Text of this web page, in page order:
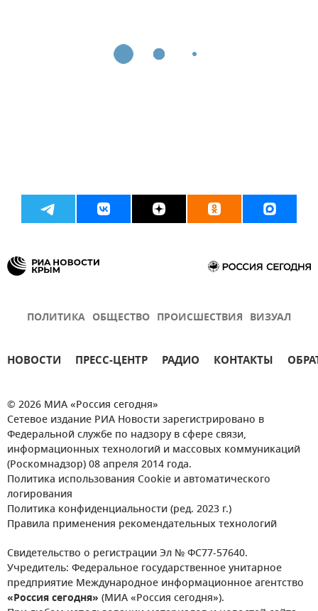
ПОЛИТИКА ОБЩЕСТВО ПРОИСШЕСТВИЯ ВИЗУАЛ
НОВОСТИ ПРЕСС-ЦЕНТР РАДИО КОНТАКТЫ
© 2026 МИА «Россия сегодня»
Сетевое издание РИА Новости зарегистрировано в
Федеральной службе по надзору в сфере связи,
информационных технологий и массовых коммуникаций
(Роскомнадзор) 08 апреля 2014 года.
Политика использования Cookie и автоматического
логирования
Политика конфиденциальности (ред. 2023 г.)
Правила применения рекомендательных технологий
Свидетельство о регистрации Эл № ФС77-57640.
Учредитель: Федеральное государственное унитарное
предприятие Международное информационное агентство
«Россия сегодня» (МИА «Россия сегодня»).